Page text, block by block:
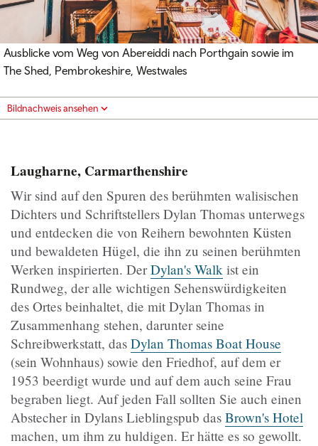
Ausblicke vom Weg von Abereiddi nach Porthgain sowie im
The Shed, Pembrokeshire, Westwales
Bildnachweis ansehen
Laugharne, Carmarthenshire
Wir sind auf den Spuren des berühmten walisischen
Dichters und Schriftstellers Dylan Thomas unterwegs
und entdecken die von Reihern bewohnten Küsten
und bewaldeten Hügel, die ihn zu seinen berühmten
Werken inspirierten. DerDylan's Walk ist ein
Rundweg, der alle wichtigen Sehenswürdigkeiten
des Ortes beinhaltet, die mit Dylan Thomas in
Zusammenhang stehen, darunter seine
Schreibwerkstatt, das Dylan Thomas Boat House
(sein Wohnhaus) sowie den Friedhof, auf dem er
1953 beerdigt wurde und auf dem auch seine Frau
begraben liegt. Auf jeden Fall sollten Sie auch einen
Abstecher in Dylans Lieblingspub das Brown's Hotel
machen, um ihm zu huldigen. Er hätte es so gewollt.